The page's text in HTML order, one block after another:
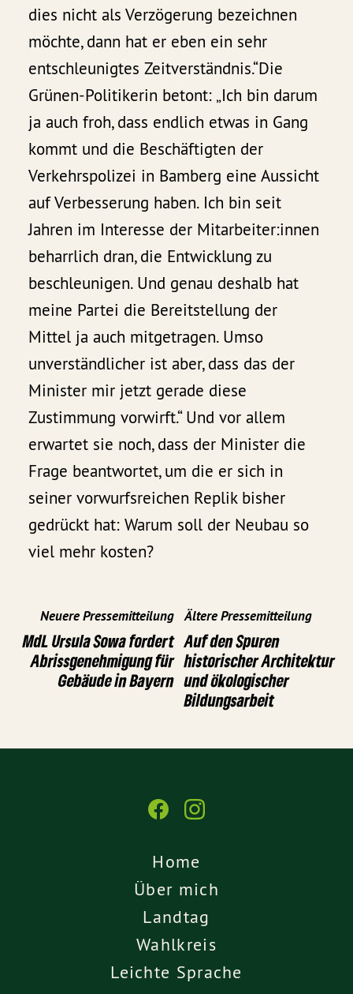
dies nicht als Verzögerung bezeichnen
möchte, dann hat er eben ein sehr
entschleunigtes Zeitverständnis.“Die
Grünen-Politikerin betont: „Ich bin darum
ja auch froh, dass endlich etwas in Gang
kommt und die Beschäftigten der
Verkehrspolizei in Bamberg eine Aussicht
auf Verbesserung haben. Ich bin seit
Jahren im Interesse der Mitarbeiter:innen
beharrlich dran, die Entwicklung zu
beschleunigen. Und genau deshalb hat
meine Partei die Bereitstellung der
Mittel ja auch mitgetragen. Umso
unverständlicher ist aber, dass das der
Minister mir jetzt gerade diese
Zustimmung vorwirft.“ Und vor allem
erwartet sie noch, dass der Minister die
Frage beantwortet, um die er sich in
seiner vorwurfsreichen Replik bisher
gedrückt hat: Warum soll der Neubau so
viel mehr kosten?
Neuere Pressemitteilung
MdL Ursula Sowa fordert
Abrissgenehmigung für
Gebäude in Bayern
Ältere Pressemitteilung
Auf den Spuren
historischer Architektur
und ökologischer
Bildungsarbeit
Home
Über mich
Landtag
Wahlkreis
Leichte Sprache